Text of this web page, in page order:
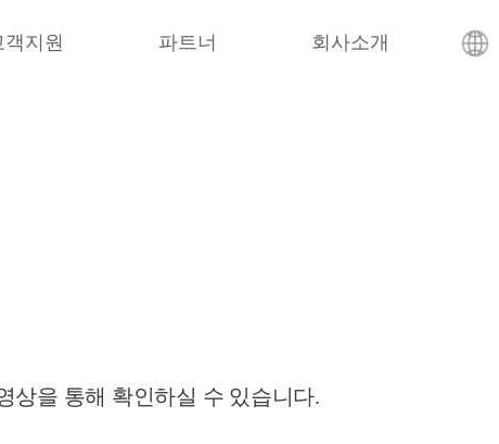
객지원 파트너 회사소개
상을 통해 확인하실 수 있습니다.